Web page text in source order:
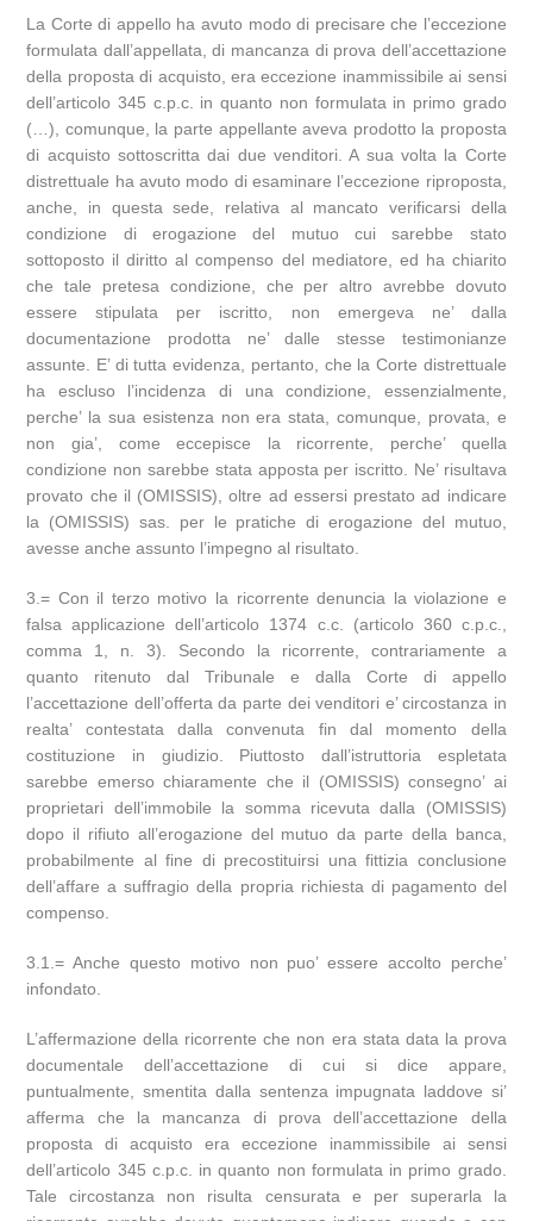
La Corte di appello ha avuto modo di precisare che l’eccezione
formulata dall’appellata, di mancanza di prova dell’accettazione
della proposta di acquisto, era eccezione inammissibile ai sensi
dell’articolo 345 c.p.c. in quanto non formulata in primo grado
(…), comunque, la parte appellante aveva prodotto la proposta
di acquisto sottoscritta dai due venditori. A sua volta la Corte
distrettuale ha avuto modo di esaminare l’eccezione riproposta,
anche, in questa sede, relativa al mancato verificarsi della
condizione di erogazione del mutuo cui sarebbe stato
sottoposto il diritto al compenso del mediatore, ed ha chiarito
che tale pretesa condizione, che per altro avrebbe dovuto
essere stipulata per iscritto, non emergeva ne’ dalla
documentazione prodotta ne’ dalle stesse testimonianze
assunte. E’ di tutta evidenza, pertanto, che la Corte distrettuale
ha escluso l’incidenza di una condizione, essenzialmente,
perche’ la sua esistenza non era stata, comunque, provata, e
non gia’, come eccepisce la ricorrente, perche’ quella
condizione non sarebbe stata apposta per iscritto. Ne’ risultava
provato che il (OMISSIS), oltre ad essersi prestato ad indicare
la (OMISSIS) sas. per le pratiche di erogazione del mutuo,
avesse anche assunto l’impegno al risultato.
3.= Con il terzo motivo la ricorrente denuncia la violazione e
falsa applicazione dell’articolo 1374 c.c. (articolo 360 c.p.c.,
comma 1, n. 3). Secondo la ricorrente, contrariamente a
quanto ritenuto dal Tribunale e dalla Corte di appello
l’accettazione dell’offerta da parte dei venditori e’ circostanza in
realta’ contestata dalla convenuta fin dal momento della
costituzione in giudizio. Piuttosto dall’istruttoria espletata
sarebbe emerso chiaramente che il (OMISSIS) consegno’ ai
proprietari dell’immobile la somma ricevuta dalla (OMISSIS)
dopo il rifiuto all’erogazione del mutuo da parte della banca,
probabilmente al fine di precostituirsi una fittizia conclusione
dell’affare a suffragio della propria richiesta di pagamento del
compenso.
3.1.= Anche questo motivo non puo’ essere accolto perche’
infondato.
L’affermazione della ricorrente che non era stata data la prova
documentale dell’accettazione di cui si dice appare,
puntualmente, smentita dalla sentenza impugnata laddove si’
afferma che la mancanza di prova dell’accettazione della
proposta di acquisto era eccezione inammissibile ai sensi
dell’articolo 345 c.p.c. in quanto non formulata in primo grado.
Tale circostanza non risulta censurata e per superarla la